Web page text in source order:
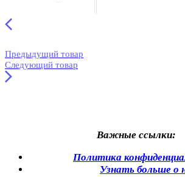
Предыдущий товар
Следующий товар
Важные ссылки:
Политика
Узнать больше о